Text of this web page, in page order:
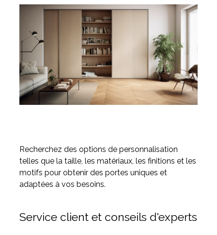
Recherchez des options de personnalisation
telles que la taille, les matériaux, les finitions et les
motifs pour obtenir des portes uniques et
adaptées à vos besoins.
Service client et conseils d'experts